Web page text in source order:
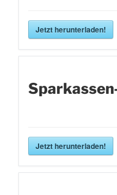
Jetzt herunterladen!
Jetzt herunterladen!